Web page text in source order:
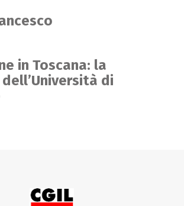
in Toscana: la
di